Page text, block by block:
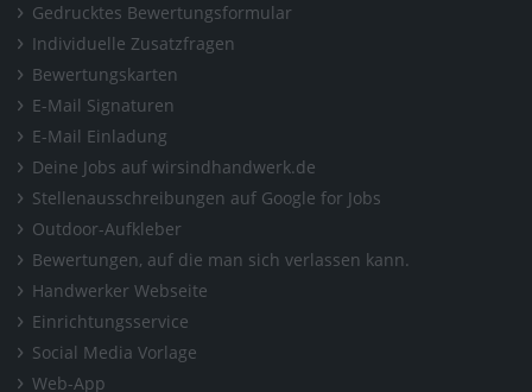
Gedrucktes Bewertungsformular
Individuelle Zusatzfragen
Bewertungskarten
E-Mail Signaturen
E-Mail Einladung
Deine Jobs auf wirsindhandwerk.de
Stellenausschreibungen auf Google for Jobs
Outdoor-Aufkleber
Bewertungen, auf die man sich verlassen kann.
Handwerker Webseite
Einrichtungsservice
Social Media Vorlage
Web-App